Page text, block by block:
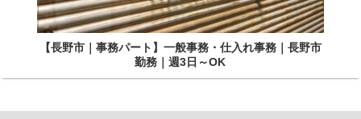
【長野市｜事務パート】一般事務・仕入れ事務｜長野市
勤務｜週3日～OK